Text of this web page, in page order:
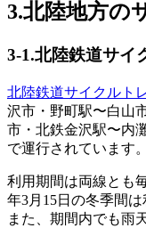
3.北陸地方の
3-1.北陸鉄道サイ
北陸鉄道サイクルト
沢市・野町駅〜白山
市・北鉄金沢駅〜内
で運行されています。
利用期間は両線とも
年3月15日の冬季間は
また、期間内でも雨